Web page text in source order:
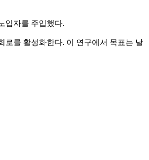
입자를 주입했다.
로를 활성화한다. 이 연구에서 목표는 날